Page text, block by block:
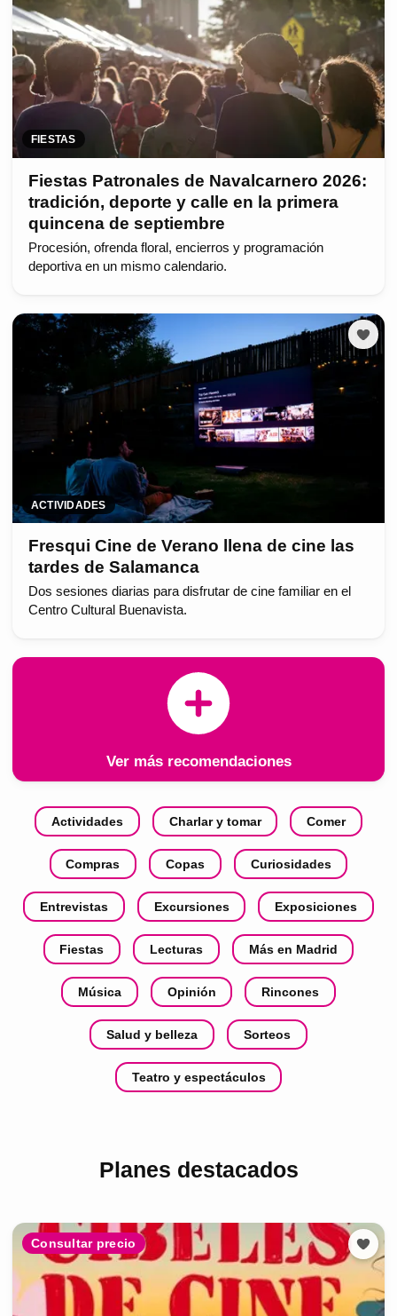
FIESTAS
Fiestas Patronales de Navalcarnero 2026:
tradición, deporte y calle en la primera
quincena de septiembre
Procesión, ofrenda floral, encierros y programación
deportiva en un mismo calendario.
ACTIVIDADES
Fresqui Cine de Verano llena de cine las
tardes de Salamanca
Dos sesiones diarias para disfrutar de cine familiar en el
Centro Cultural Buenavista.
Ver más recomendaciones
Actividades Charlar y tomar Comer
Compras Copas Curiosidades
Entrevistas Excursiones Exposiciones
Fiestas Lecturas Más en Madrid
Música Opinión Rincones
Salud y belleza Sorteos
Teatro y espectáculos
Planes destacados
Consultar precio